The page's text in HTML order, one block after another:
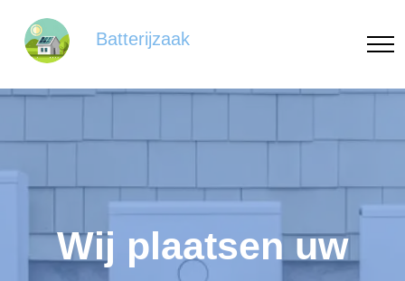
Batterijzaak
Wij plaatsen uw